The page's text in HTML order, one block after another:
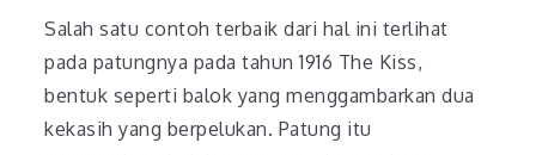
Salah satu contoh terbaik dari hal ini terlihat
pada patungnya pada tahun 1916 The Kiss,
bentuk seperti balok yang menggambarkan dua
kekasih yang berpelukan. Patung itu